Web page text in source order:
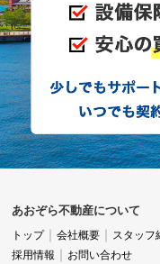
あおぞら不動産について
トップ 会社概要 スタッフ
採用情報
お問い合わせ